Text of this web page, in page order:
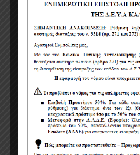
Η πιστοποίηση
Η πληρωμή του
μήνες από την έκδοση
Η κάθε προσφορά θα
Υπεύθυνη δήλωση
Ασφαλιστική
Φορολογική